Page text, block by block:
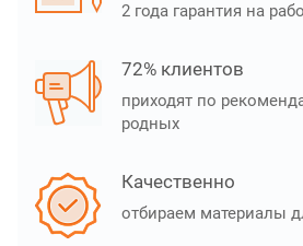
2 года гарантия на
72% клиентов
приходят по
родных
Качественно
отбираем материалы